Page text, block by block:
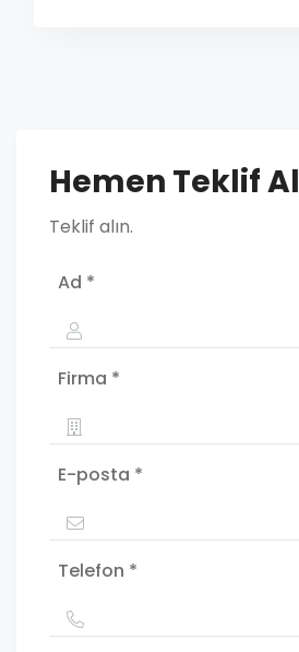
Hemen Teklif Al
Teklif alın.
Ad *
Firma *
E-posta *
Telefon *